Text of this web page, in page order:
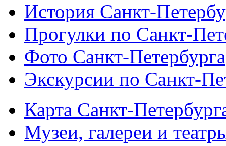
История Санкт-
Прогулки по Санкт-
Фото Санкт-Петербурга
Экскурсии по Санкт-
Карта Санкт-
Музеи, галереи и